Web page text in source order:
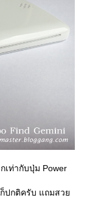
เท่ากับปุ่ม Power
ก็ปกติครับ แถมสว